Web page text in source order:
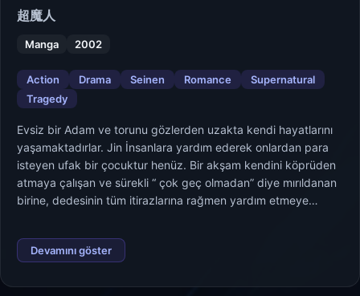
超魔人
Manga 2002
Action Drama Seinen Romance
Supernatural
Tragedy
Evsiz bir Adam ve torunu gözlerden uzakta kendi hayatlarını
yaşamaktadırlar. Jin İnsanlara yardım ederek onlardan para
isteyen ufak bir çocuktur henüz. Bir akşam kendini köprüden
atmaya çalışan ve sürekli “ çok geç olmadan” diye mırıldanan
birine, dedesinin tüm itirazlarına rağmen yardım etmeye
aralayacak ve yaşamını tümden değiştirecektir. Kurtarmaya
çalıştığı normal bir insan değildir. Dedesini kaybetmesi ile
gibi sevdiği insanında gözlerinin önünde saldırıya uğraması ile
Devamını göster